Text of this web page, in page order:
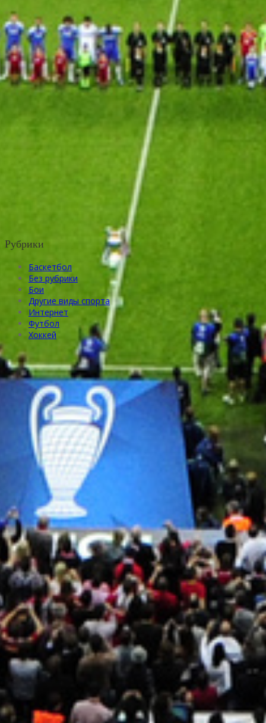
Рубрики
Баскетбол
Без рубрики
Бои
Другие виды спорта
Интернет
Футбол
Хоккей